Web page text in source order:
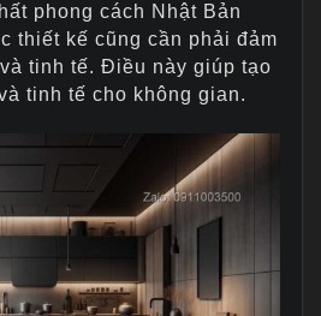
phong cách Nhật Bản
thiết kế cũng cần phải đảm
tinh tế. Điều này giúp tạo
tinh tế cho không gian.